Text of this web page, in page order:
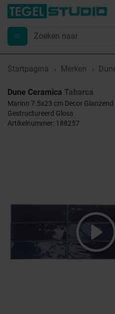
Startpagina Merken
Dune Ceramica Tabarca
Marino 7.5x23 cm Decor Glanzend
Gestructureerd Gloss
Artikelnummer: 188257